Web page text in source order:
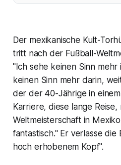
Der mexikanische Kult-
tritt nach der Fußball-
"Ich sehe keinen Sinn mehr
keinen Sinn mehr darin,
der der 40-Jährige in
Karriere, diese lange Reise,
Weltmeisterschaft in
fantastisch." Er verlasse die
hoch erhobenem Kopf".